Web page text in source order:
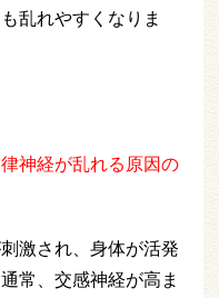
乱れやすくなりま
神経が乱れる原因の
激され、身体が活発
常、交感神経が高ま